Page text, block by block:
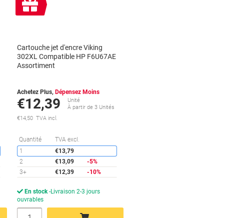
Économies
gratuit
Cartouche jet d'encre Viking
302XL Compatible HP F6U67AE
Assortiment
Achetez Plus, Dépensez Moins
€12,39
Unité
À partir de 3 Unités
€14,50 TVA incl.
Quantité TVA excl.
1
€13,79
2
€13,09
-5%
3+
€12,39 -10%
En stock Livraison 2-3 jours
ouvrables
Quantité